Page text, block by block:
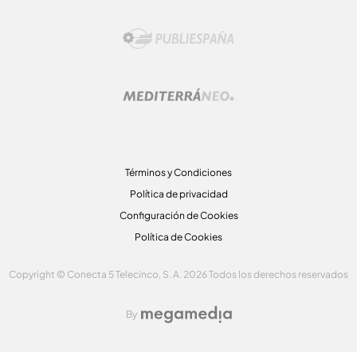
Términos y Condiciones
Política de privacidad
Configuración de Cookies
Política de Cookies
Copyright © Conecta 5 Telecinco, S. A. 2026 Todos los derechos reservados
By